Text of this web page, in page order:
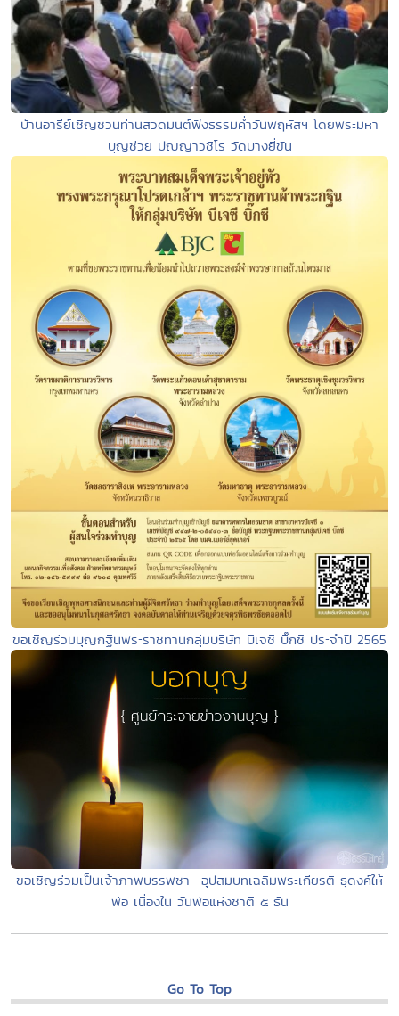
บ้านอารีย์เชิญชวนท่านสวดมนต์ฟังธรรมค่ำวันพฤหัสฯ โดยพระมหา
บุญช่วย ปญฺญาวชิโร วัดบางยี่ขัน
ขอเชิญร่วมบุญกฐินพระราชทานกลุ่มบริษัท บีเจซี บิ๊กซี ประจำปี 2565
ขอเชิญร่วมเป็นเจ้าภาพบรรพชา- อุปสมบทเฉลิมพระเกียรติ ธุดงค์ให้
พ่อ เนื่องใน วันพ่อแห่งชาติ ๕ ธัน
Go To Top